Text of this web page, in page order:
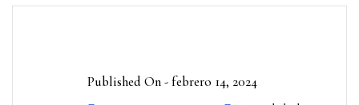
Published On -febrero 14, 2024